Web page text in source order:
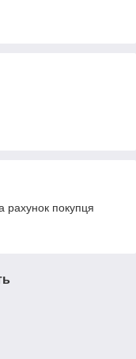
рахунок покупця